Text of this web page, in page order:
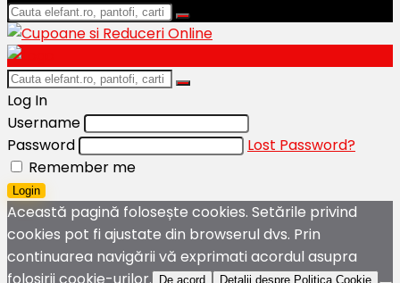
Log In
Username
Password
Lost Password?
Remember me
Login
Această pagină folosește cookies. Setările privind
cookies pot fi ajustate din browserul dvs. Prin
continuarea navigării vă exprimati acordul asupra
folosirii cookie-urilor.
De acord Detalii despre Politica Cookie